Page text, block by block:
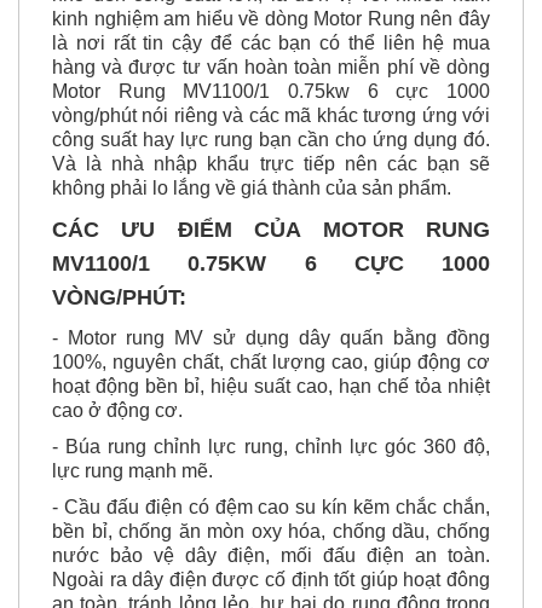
là nơi rất tin cậy để các bạn có thể liên hệ mua
hàng và được tư vấn hoàn toàn miễn phí về dòng
Motor Rung MV1100/1 0.75kw 6 cực 1000
vòng/phút nói riêng và các mã khác tương ứng với
công suất hay lực rung bạn cần cho ứng dụng đó.
Và là nhà nhập khẩu trực tiếp nên các bạn sẽ
không phải lo lắng về giá thành của sản phẩm.
CÁC ƯU ĐIỂM CỦA MOTOR RUNG
MV1100/1 0.75KW 6 CỰC 1000
VÒNG/PHÚT:
- Motor rung MV sử dụng dây quấn bằng đồng
100%, nguyên chất, chất lượng cao, giúp động cơ
hoạt động bền bỉ, hiệu suất cao, hạn chế tỏa nhiệt
cao ở động cơ.
- Búa rung chỉnh lực rung, chỉnh lực góc 360 độ,
lực rung mạnh mẽ.
- Cầu đấu điện có đệm cao su kín kẽm chắc chắn,
bền bỉ, chống ăn mòn oxy hóa, chống dầu, chống
nước bảo vệ dây điện, mối đấu điện an toàn.
Ngoài ra dây điện được cố định tốt giúp hoạt đông
an toàn, tránh lỏng lẻo, hư hại do rung động trong
thời gian dài